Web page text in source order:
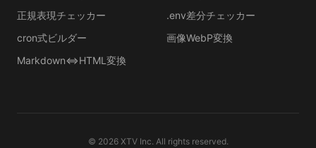
正規表現チェッカー
.env差分チェッカー
cron式ビルダー
画像WebP変換
Markdown⇔HTML変換
© 2026XTV Inc. All rights reserved.